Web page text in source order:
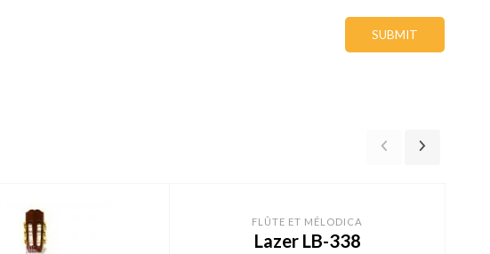
FLÛTE ET MÉLODICA
Lazer LB-338